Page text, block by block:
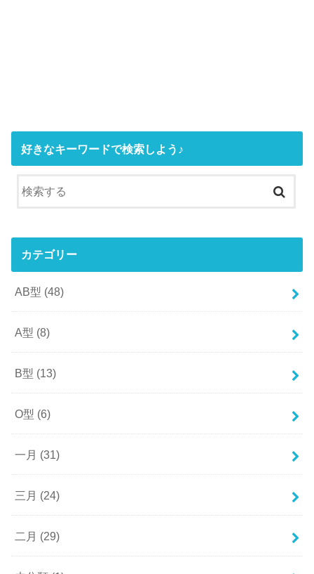
好きなキーワードで検索しよう♪
カテゴリー
AB型 (48)
A型 (8)
B型 (13)
O型 (6)
一月 (31)
三月 (24)
二月 (29)